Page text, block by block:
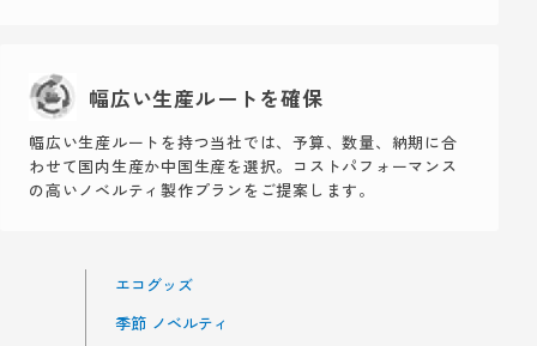
幅広い生産ルートを確保
幅広い生産ルートを持つ当社では、予算、数量、納期に合
わせて国内生産か中国生産を選択。コストパフォーマンス
の高いノベルティ製作プランをご提案します。
エコグッズ
季節 ノベルティ